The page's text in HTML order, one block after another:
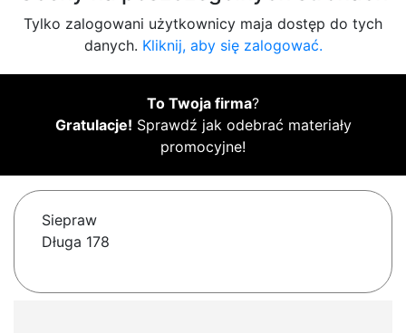
Tylko zalogowani użytkownicy maja dostęp do tych
danych. Kliknij, aby się zalogować.
To Twoja firma?
Gratulacje! Sprawdź jak odebrać materiały
promocyjne!
Siepraw
Długa 178